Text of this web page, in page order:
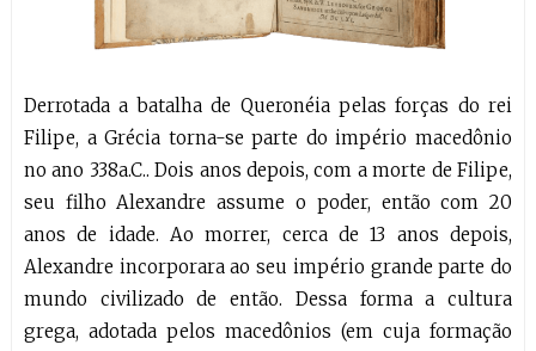
Derrotada a batalha de Queronéia pelas forças do rei
Filipe, a Grécia torna-se parte do império macedônio
no ano 338a.C.. Dois anos depois, com a morte de Filipe,
seu filho Alexandre assume o poder, então com 20
anos de idade. Ao morrer, cerca de 13 anos depois,
Alexandre incorporara ao seu império grande parte do
mundo civilizado de então. Dessa forma a cultura
grega, adotada pelos macedônios (em cuja formação